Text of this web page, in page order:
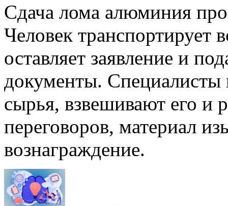
Сдача лома алюминия
Человек транспортирует
оставляет заявление и
документы. Специалисты
сырья, взвешивают его и
переговоров, материал
вознаграждение.